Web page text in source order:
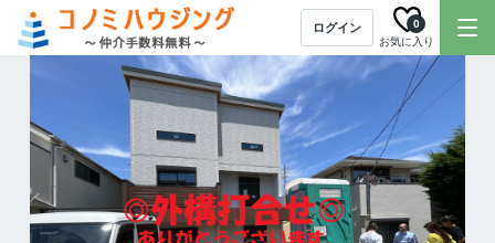
ログイン
お気に入り
0